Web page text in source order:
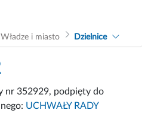
Władze i miasto Dzielnice
nr 352929, podpięty do
UCHWAŁY RADY